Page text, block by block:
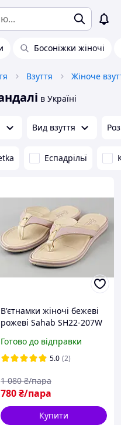
Босоніжки жіночі
Взуття Жіноче
в Україні
Вид взуття
Еспадрільї
В'єтнамки жіночі бежеві
рожеві Sahab SH22-207W
Готово до відправки
5.0 (2)
780₴/пара
1 080 ₴/пара
Купити